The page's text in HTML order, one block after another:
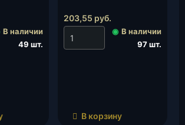
к-т.
В наличии
49 шт.
203,55 руб.
◉ В наличии
97 шт.
В корзину